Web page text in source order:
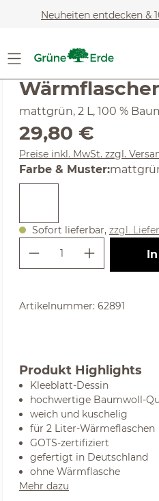
Zum Hauptinhalt springen
Neuheiten entdecken &
Neuheiten: Baby &
Noch keine Bewertungen
mattgrün, 2 L, 100 %
Regulärer Preis:
29,80 €
Preise inkl. MwSt. zzgl.
Farbe & Muster:
Sofort lieferbar, zzgl.
Produkt Anzahl:
Artikelnummer: 62891
Produkt Highlights
Kleeblatt-Dessin
hochwertige Baumwoll-
weich und kuschelig
für 2 Liter-Wärmeflaschen
GOTS-zertifiziert
gefertigt in Deutschland
ohne Wärmflasche
Mehr dazu